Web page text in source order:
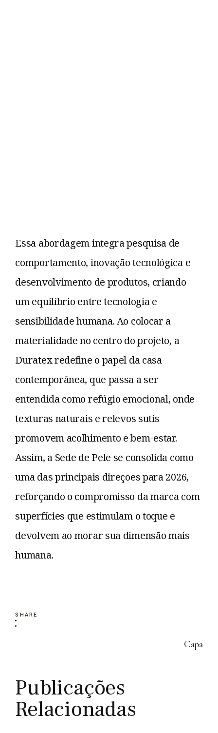
Essa abordagem integra pesquisa de
comportamento, inovação tecnológica e
desenvolvimento de produtos, criando
um equilíbrio entre tecnologia e
sensibilidade humana. Ao colocar a
materialidade no centro do projeto, a
Duratex redefine o papel da casa
contemporânea, que passa a ser
entendida como refúgio emocional, onde
texturas naturais e relevos sutis
promovem acolhimento e bem-estar.
Assim, a Sede de Pele se consolida como
uma das principais direções para 2026,
reforçando o compromisso da marca com
superfícies que estimulam o toque e
devolvem ao morar sua dimensão mais
humana.
SHARE
Capa
Publicações
Relacionadas